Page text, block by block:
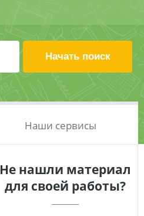
Наши сервисы
Не нашли материал
для своей работы?